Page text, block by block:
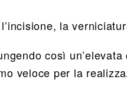
la
così
veloce per la